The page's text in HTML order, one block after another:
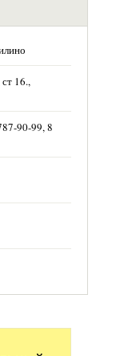
16.,
90-99, 8